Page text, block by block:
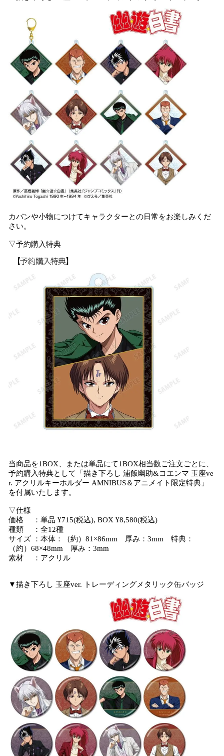
カバンや小物につけてキャラクターとの日常をお楽しみくだ
さい。
▽予約購入特典
当商品を1BOX、または単品にて1BOX相当数ご注文ごとに、
予約購入特典として「描き下ろし 浦飯幽助&コエンマ 玉座ve
r. アクリルキーホルダー AMNIBUS＆アニメイト限定特典」
を付属いたします。
▽仕様
価格 ：単品 ¥715(税込), BOX ¥8,580(税込)
種類 ：全12種
サイズ ：本体：（約）81×86mm 厚み：3mm 特典：
（約）68×48mm 厚み：3mm
素材 ：アクリル
▼描き下ろし 玉座ver. トレーディングメタリック缶バッジ